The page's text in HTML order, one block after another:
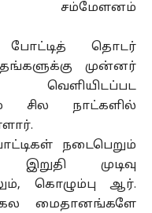
சம்மேளனம்
போட்டித் தொடர்
முன்னர்
சில நாட்களில்
நடைபெறும்
முடிவு
கொழும்பு ஆர்.
மைதானங்களே